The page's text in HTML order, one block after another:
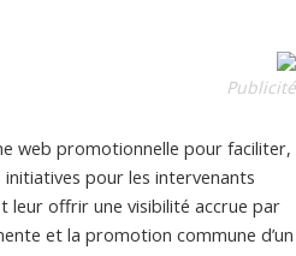
Publicité
web promotionnelle pour faciliter,
pour les intervenants
leur offrir une visibilité accrue par
et la promotion commune d’un